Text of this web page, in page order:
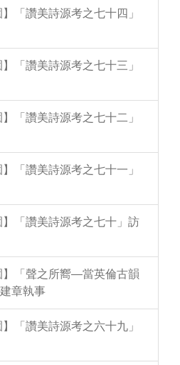
「讚美詩源考之七十四」
「讚美詩源考之七十三」
「讚美詩源考之七十二」
「讚美詩源考之七十一」
「讚美詩源考之七十」訪
】「聲之所嚮—當英倫古韻
章執事
「讚美詩源考之六十九」